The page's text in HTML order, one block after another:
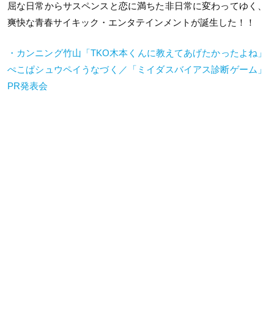
屈な日常からサスペンスと恋に満ちた非日常に変わってゆく、
爽快な青春サイキック・エンタテインメントが誕生した！！
・カンニング竹山「TKO木本くんに教えてあげたかったよね」
ぺこぱシュウペイうなづく／「ミイダスバイアス診断ゲーム」
PR発表会